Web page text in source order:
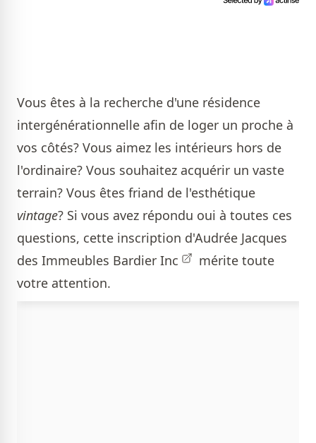
Vous êtes à la recherche d'une résidence
intergénérationnelle afin de loger un proche à
vos côtés? Vous aimez les intérieurs hors de
l'ordinaire? Vous souhaitez acquérir un vaste
terrain? Vous êtes friand de l'esthétique
vintage? Si vous avez répondu oui à toutes ces
questions, cette inscription d'Audrée Jacques
des Immeubles Bardier Inc
mérite toute
votre attention.